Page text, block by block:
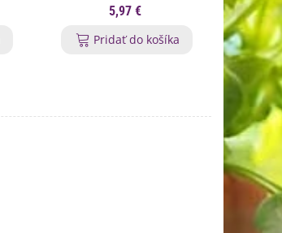
5,97 €
Pridať do košíka